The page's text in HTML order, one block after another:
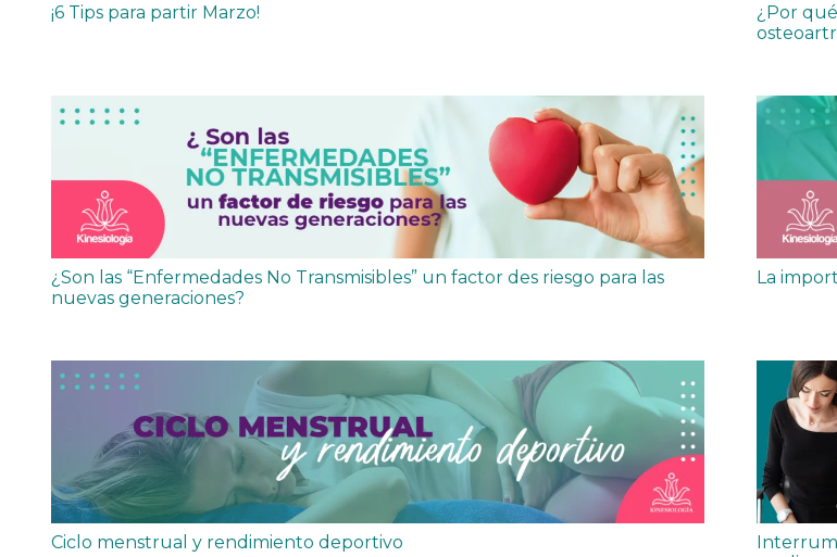
¡6 Tips para partir Marzo!
¿Por
¿Son las “Enfermedades No Transmisibles” un factor des riesgo para las
nuevas generaciones?
La
Ciclo menstrual y rendimiento deportivo